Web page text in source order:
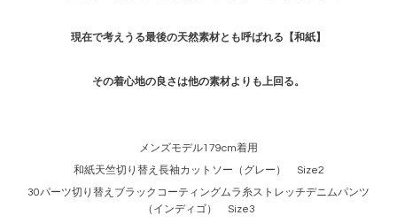
現在で考えうる最後の天然素材とも呼ばれる【和紙】
その着心地の良さは他の素材よりも上回る。
メンズモデル179cm着用
和紙天竺切り替え長袖カットソー（グレー） Size2
30パーツ切り替えブラックコーティングムラ糸ストレッチデニムパンツ
（インディゴ） Size3